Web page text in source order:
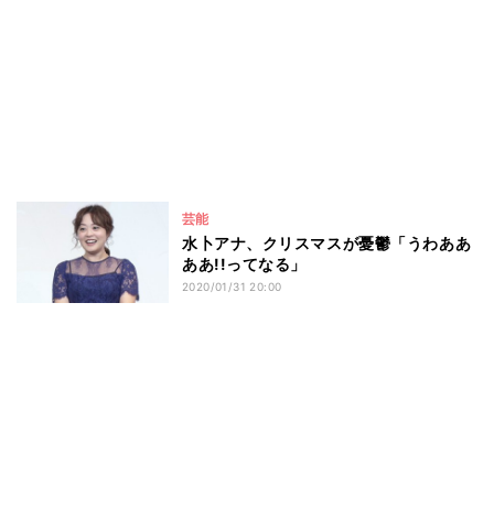
芸能
水卜アナ、クリスマスが憂鬱「うわああ
ああ!!ってなる」
2020/01/31 20:00